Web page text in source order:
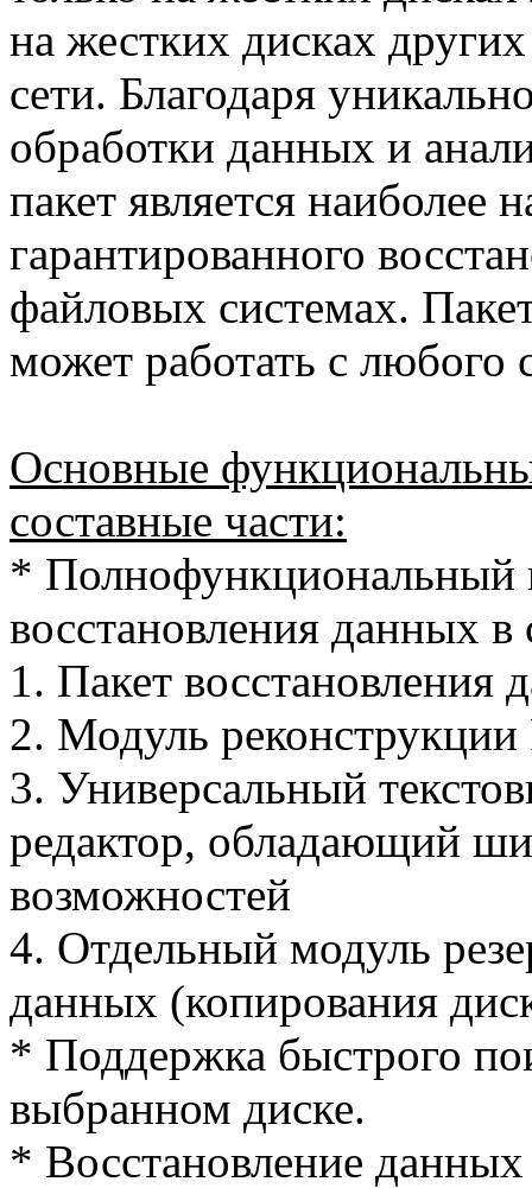
на жестких дисках
сети. Благодаря
обработки данных и
пакет является
гарантированного
файловых системах.
может работать с любого
Основные
составные части:
* Полнофункциональный
восстановления данных в
1. Пакет восстановления
2. Модуль
3. Универсальный
редактор, обладающий
возможностей
4. Отдельный модуль
данных (копирования
* Поддержка быстрого
выбранном диске.
* Восстановление